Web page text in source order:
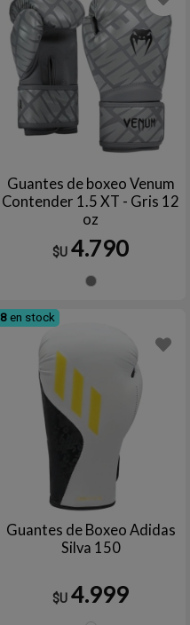
Guantes de boxeo Venum
Contender 1.5 XT - Gris 12
oz
$U 4.790
8 en stock
Guantes de Boxeo Adidas
Silva 150
$U 4.999